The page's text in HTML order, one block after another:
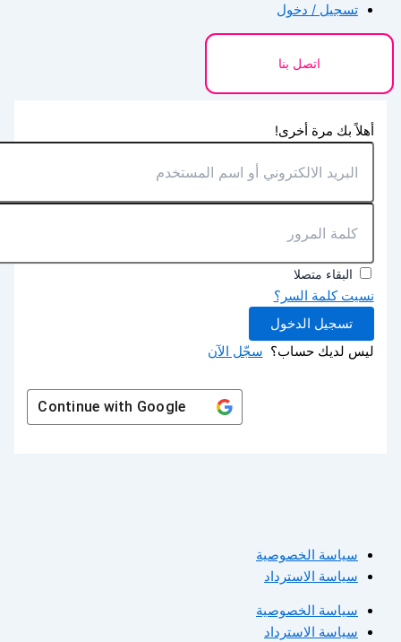
تسجيل / دخول
اتصل بنا
أهلاً بك مرة أخرى!
البقاء متصلا
نسيت كلمة السر؟
تسجيل الدخول
ليس لديك حساب؟ سجّل الآن
Continue withGoogle
سياسة الخصوصية
سياسة الاسترداد
سياسة الخصوصية
سياسة الاسترداد